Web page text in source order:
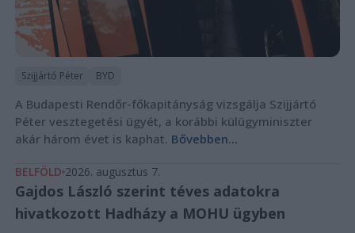
Szijjártó Péter BYD
A Budapesti Rendőr-főkapitányság vizsgálja Szijjártó
Péter vesztegetési ügyét, a korábbi külügyminiszter
akár három évet is kaphat. Bővebben...
BELFÖLD 2026. augusztus 7.
Gajdos László szerint téves adatokra
hivatkozott Hadházy a MOHU ügyben